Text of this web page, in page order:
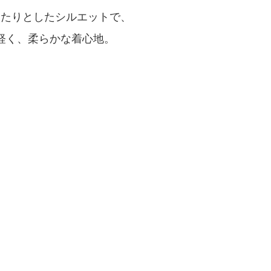
りとしたシルエットで、
く、柔らかな着心地。